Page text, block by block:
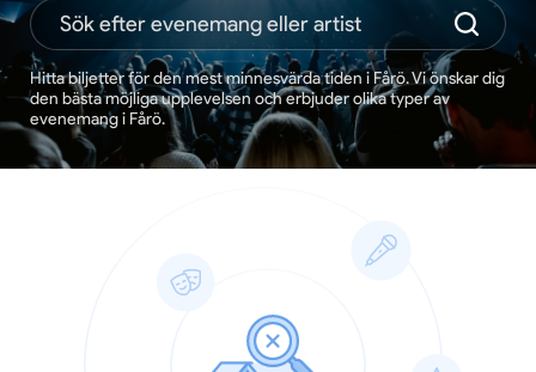
Hitta biljetter för den mest minnesvärda tiden i Fårö. Vi önskar dig
den bästa möjliga upplevelsen och erbjuder olika typer av
evenemang i Fårö.